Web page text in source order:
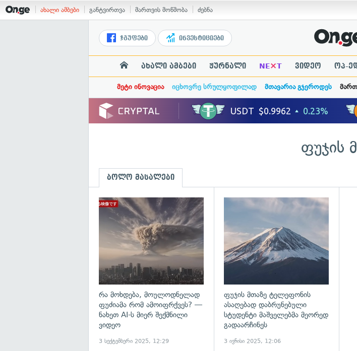
ახალი ამბები განტვირთვა მართვის მოწმობა ძებნა
ჯგუფები ინვესტიციები
ახალი ამბები ჟურნალი NE×T ვიდეო ოპ-
მეტი ინოვაცია იცხოვრე სრულყოფილად მთავარია გჯეროდეს
ფუჯის
ბოლო მასალები
გადახედვა
რა მოხდება, მოულოდნელად
ფუძიამა რომ ამოიფრქვეს? —
ნახეთ AI-ს მიერ შექმნილი
ვიდეო
3 სექტემბერი 2025, 12:29
ფუჯის მთაზე ტელეფონის
ასაღებად დაბრუნებული
სტუდენტი მაშველებმა მეორედ
გადაარჩინეს
3 ივნისი 2025, 12:06